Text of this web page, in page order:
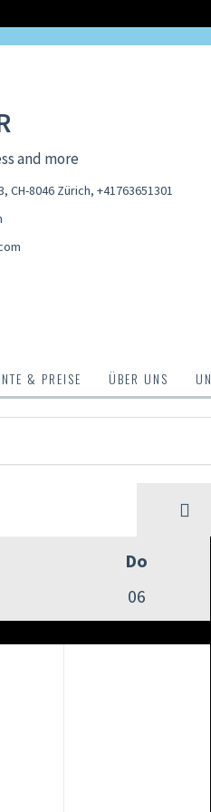
and more
CH-8046 Zürich, +41763651301
& PREISE ÜBER UNS
Do
06